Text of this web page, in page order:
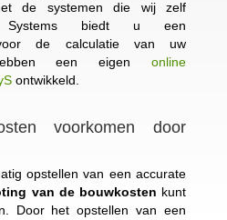
de systemen die wij zelf
Systems biedt u een
voor de calculatie van uw
een eigen online
ontwikkeld.
voorkomen door
opstellen van een accurate
van de bouwkosten kunt
Door het opstellen van een